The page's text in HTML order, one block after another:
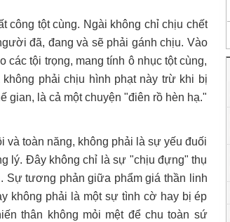
công tột cùng. Ngài không chỉ chịu chết
đã, đang và sẽ phải gánh chịu. Vào
tội trọng, mang tính ô nhục tột cùng,
phải chịu hình phạt này trừ khi bị
gian, là cả một chuyện "điên rồ hèn hạ."
và toàn năng, không phải là sự yếu đuối
lý. Đây không chỉ là sự "chịu đựng" thụ
Sự tương phản giữa phẩm giá thần linh
không phải là một sự tình cờ hay bị ép
thân không mỏi mệt để chu toàn sứ